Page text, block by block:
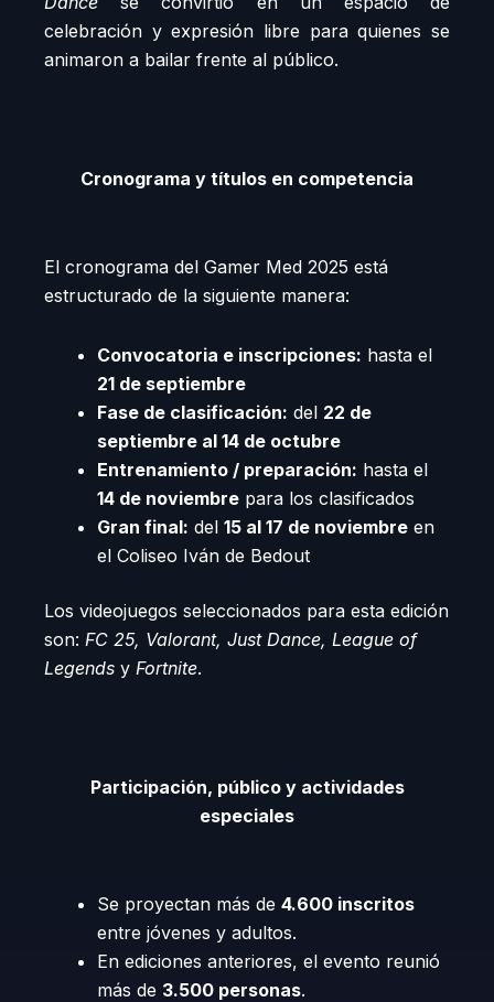
celebración y expresión libre para quienes se
animaron a bailar frente al público.
Cronograma y títulos en competencia
El cronograma del Gamer Med 2025 está
estructurado de la siguiente manera:
Convocatoria e inscripciones: hasta el
21 de septiembre
Fase de clasificación: del 22 de
septiembre al 14 de octubre
Entrenamiento / preparación: hasta el
14 de noviembre para los clasificados
Gran final: del 15 al 17 de noviembre en
el Coliseo Iván de Bedout
Los videojuegos seleccionados para esta edición
son: FC 25, Valorant, Just Dance, League of
Legends y Fortnite.
Participación, público y actividades
especiales
Se proyectan más de 4.600 inscritos
entre jóvenes y adultos.
En ediciones anteriores, el evento reunió
más de 3.500 personas.